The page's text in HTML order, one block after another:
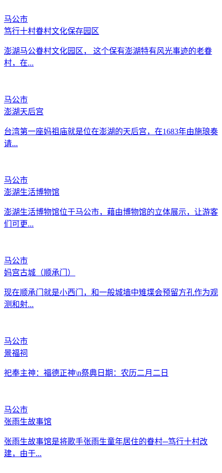
马公市
笃行十村眷村文化保存园区
澎湖马公眷村文化园区， 这个保有澎湖特有风光事迹的老眷
村，在...
马公市
澎湖天后宫
台湾第一座妈祖庙就是位在澎湖的天后宫，在1683年由施琅奏
请...
马公市
澎湖生活博物馆
澎湖生活博物馆位于马公市，藉由博物馆的立体展示，让游客
们可更...
马公市
妈宫古城（顺承门）
现在顺承门就是小西门，和一般城墙中雉堞会预留方孔作为观
测和射...
马公市
景福祠
祀奉主神：福德正神\n祭典日期：农历二月二日
马公市
张雨生故事馆
张雨生故事馆是将歌手张雨生童年居住的眷村─笃行十村改
建，由于...